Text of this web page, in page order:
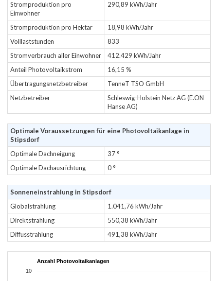
Stromproduktion pro
Einwohner
290,89 kWh/Jahr
Stromproduktion pro Hektar
18,98 kWh/Jahr
Volllaststunden
833
Stromverbrauch aller Einwohner
412.429 kWh/Jahr
Anteil Photovoltaikstrom
16,15 %
Übertragungsnetzbetreiber
TenneT TSO GmbH
Netzbetreiber
Schleswig-Holstein Netz AG (E.ON
Hanse AG)
Optimale Voraussetzungen für eine Photovoltaikanlage in
Stipsdorf
Optimale Dachneigung
37 °
Optimale Dachausrichtung
0 °
Sonneneinstrahlung in Stipsdorf
Globalstrahlung
1.041,76 kWh/Jahr
Direktstrahlung
550,38 kWh/Jahr
Diffusstrahlung
491,38 kWh/Jahr
Anzahl Photovoltaikanlagen
10